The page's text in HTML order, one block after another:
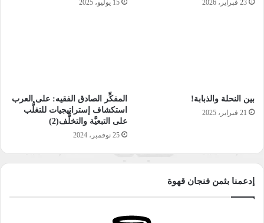
23 فبراير، 2026 15 يوليو، 2025
بين النحلة والذبابة!
21 فبراير، 2025
المفكِّر الصادق الفقيه: على العرب
استكشاف إستراتيجيات للتغلُّب
على التبعيَّة والتخلُّف(2)
25 نوفمبر، 2024
إدعمنا بثمن فنجان قهوة